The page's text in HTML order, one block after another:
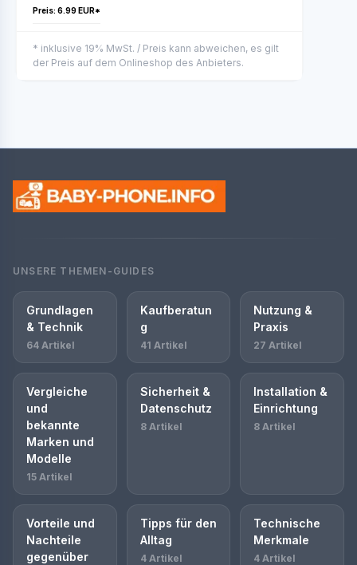
Preis: 6.99 EUR*
* inklusive 19% MwSt. / Preis kann abweichen, es gilt
der Preis auf dem Onlineshop des Anbieters.
UNSERE THEMEN-GUIDES
Grundlagen
& Technik
64 Artikel
Kaufberatun
g
41 Artikel
Nutzung &
Praxis
27 Artikel
Vergleiche
und
bekannte
Marken und
Modelle
15 Artikel
Sicherheit &
Datenschutz
8 Artikel
Installation &
Einrichtung
8 Artikel
Vorteile und
Nachteile
gegenüber
Tipps für den
Alltag
4 Artikel
Technische
Merkmale
4 Artikel